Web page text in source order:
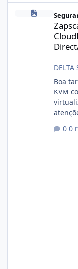
Zapscape (CVE-
DELTA
Boa
KVM
xjx23zz5f Criamos uma
0